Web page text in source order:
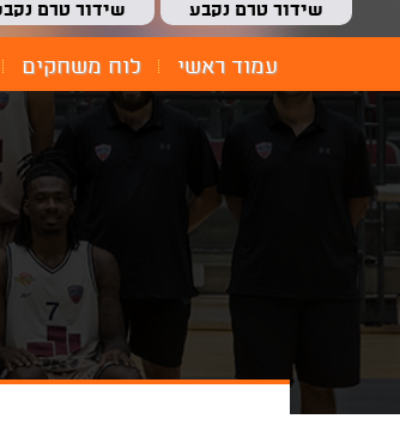
שידור טרם נקבע שידור טרם
עמוד ראשי לוח משחקים